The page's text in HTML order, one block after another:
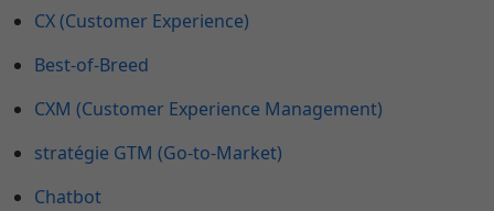
CX (Customer Experience)
Best-of-Breed
CXM (Customer Experience Management)
stratégie GTM (Go-to-Market)
Chatbot